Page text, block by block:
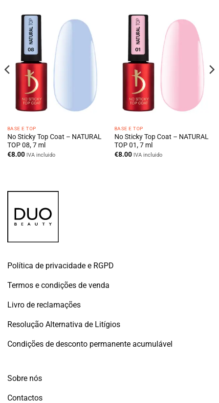
BASE E TOP
No Sticky Top Coat – NATURAL
TOP 08, 7 ml
€8.00 IVA incluido
BASE E TOP
No Sticky Top Coat – NATURAL
TOP 01, 7 ml
€8.00 IVA incluido
Política de privacidade e RGPD
Termos e condições de venda
Livro de reclamações
Resolução Alternativa de Litígios
Condições de desconto permanente acumulável
Sobre nós
Contactos